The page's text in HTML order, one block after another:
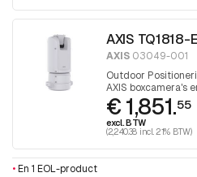
AXIS TQ1818-E
AXIS 03049-001
Outdoor
AXIS boxcamera's
Responsieve
pan en 135°
56V AC of DC.
€ 1,851.55
excl. BTW
(2,240.38 incl. 21% BTW)
• En 1 EOL-product